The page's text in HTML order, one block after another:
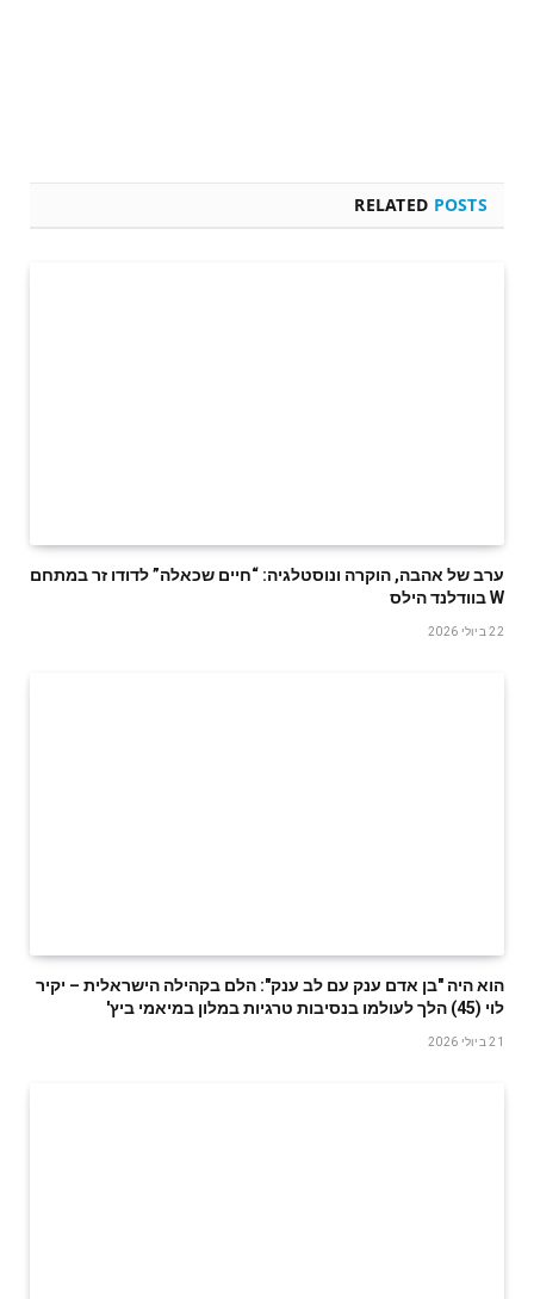
RELATED POSTS
ערב של אהבה, הוקרה ונוסטלגיה: “חיים שכאלה” לדודו זר במתחם
W בוודלנד הילס
22 ביולי 2026
הוא היה "בן אדם ענק עם לב ענק": הלם בקהילה הישראלית – יקיר
לוי (45) הלך לעולמו בנסיבות טרגיות במלון במיאמי ביץ'
21 ביולי 2026